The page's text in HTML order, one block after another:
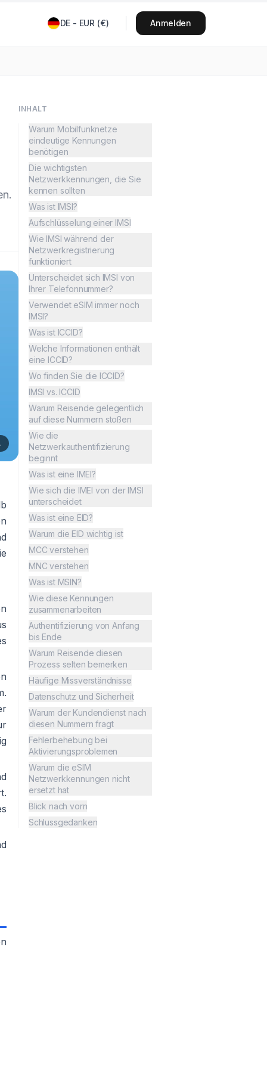
DE - EUR (€) Anmelden
INHALT
Warum Mobilfunknetze
eindeutige Kennungen
benötigen
Die wichtigsten
Netzwerkkennungen, die Sie
kennen sollten
Was ist IMSI?
Aufschlüsselung einer IMSI
Wie IMSI während der
Netzwerkregistrierung
funktioniert
Unterscheidet sich IMSI von
Ihrer Telefonnummer?
Verwendet eSIM immer noch
IMSI?
Was ist ICCID?
Welche Informationen enthält
eine ICCID?
Wo finden Sie die ICCID?
IMSI vs. ICCID
Warum Reisende gelegentlich
auf diese Nummern stoßen
Wie die
Netzwerkauthentifizierung
beginnt
Was ist eine IMEI?
Wie sich die IMEI von der IMSI
unterscheidet
Was ist eine EID?
Warum die EID wichtig ist
MCC verstehen
MNC verstehen
Was ist MSIN?
Wie diese Kennungen
zusammenarbeiten
Authentifizierung von Anfang
bis Ende
Warum Reisende diesen
Prozess selten bemerken
Häufige Missverständnisse
Datenschutz und Sicherheit
Warum der Kundendienst nach
diesen Nummern fragt
Fehlerbehebung bei
Aktivierungsproblemen
Warum die eSIM
Netzwerkkennungen nicht
ersetzt hat
Blick nach vorn
Schlussgedanken